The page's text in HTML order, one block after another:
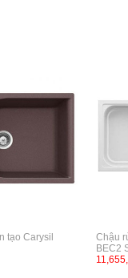
tạo Carysil
Chậu
BEC2